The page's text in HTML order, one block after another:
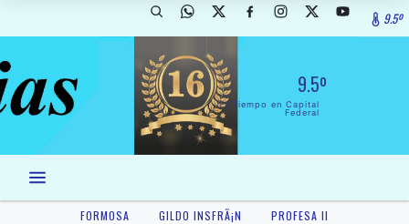
9.5º
9.5º
El Tiempo en Capital
Federal
FORMOSA GILDO INSFRÃ¡N PROFESA II